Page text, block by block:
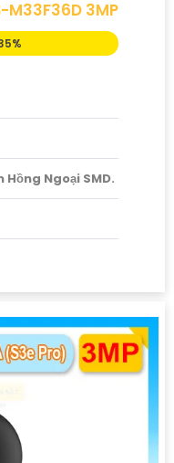
M33F36D 3MP
Hồng Ngoại SMD.